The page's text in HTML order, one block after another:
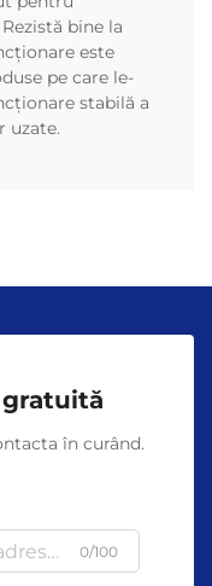
bine la
este
pe care le-
stabilă a
uzate.
în curând.
0/100